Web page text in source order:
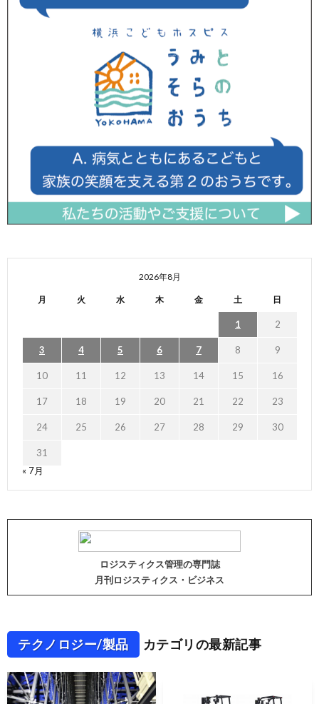
2026年8月
月 火 水 木 金 土 日
1 2
3 4 5 6 7 8 9
10 11 12 13 14 15 16
17 18 19 20 21 22 23
24 25 26 27 28 29 30
31
« 7月
ロジスティクス管理の専門誌
月刊ロジスティクス・ビジネス
テクノロジー/製品 カテゴリの最新記事